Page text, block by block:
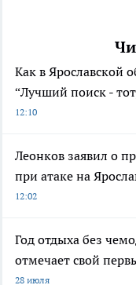
Как в Ярославской
“Лучший поиск -
12:10
Леонков заявил о
при атаке на
12:02
Год отдыха без
отмечает свой
28 июля